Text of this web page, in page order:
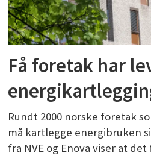
Få foretak har
Rundt 2000 norske foretak
må kartlegge energibruken
fra NVE og Enova viser at